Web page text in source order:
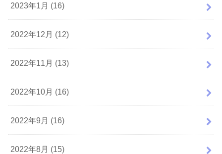
2023年1月 (16)
2022年12月 (12)
2022年11月 (13)
2022年10月 (16)
2022年9月 (16)
2022年8月 (15)